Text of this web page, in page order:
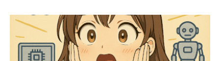
なサンプルです。 従業員、部署、部署所属履歴などを含
み、実際の業務構造に近いデータを使って、大規模デー
タの扱いや複雑なJOINの学習も行うことが可能です。
テーブル構造については、下記のサイトを参照してくだ